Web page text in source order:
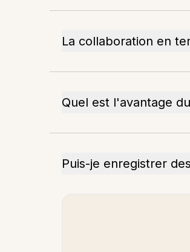
La collaboration en
Quel est l'avantage
Puis-je enregistrer